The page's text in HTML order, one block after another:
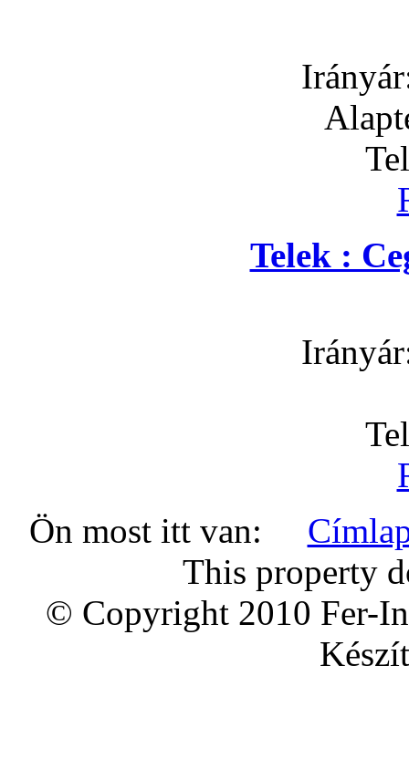
Telek :
Ön most itt van:
This property
© Copyright 2010 Fer-